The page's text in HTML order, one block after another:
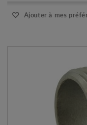
Ajouter à mes